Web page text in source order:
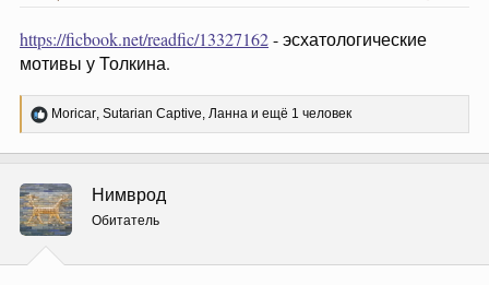
https://ficbook.net/readfic/13327162- эсхатологические
мотивы у Толкина.
Р
е
ц
и
и
:
Moricar, Sutarian Captive, Ланна и ещё 1 человек
Нимврод
Обитатель